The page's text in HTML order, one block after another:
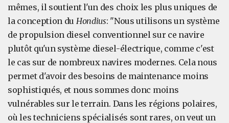
mêmes, il soutient l'un des choix les plus uniques de
la conception du Hondius: "Nous utilisons un système
de propulsion diesel conventionnel sur ce navire
plutôt qu'un système diesel-électrique, comme c'est
le cas sur de nombreux navires modernes. Cela nous
permet d'avoir des besoins de maintenance moins
sophistiqués, et nous sommes donc moins
vulnérables sur le terrain. Dans les régions polaires,
où les techniciens spécialisés sont rares, on veut un